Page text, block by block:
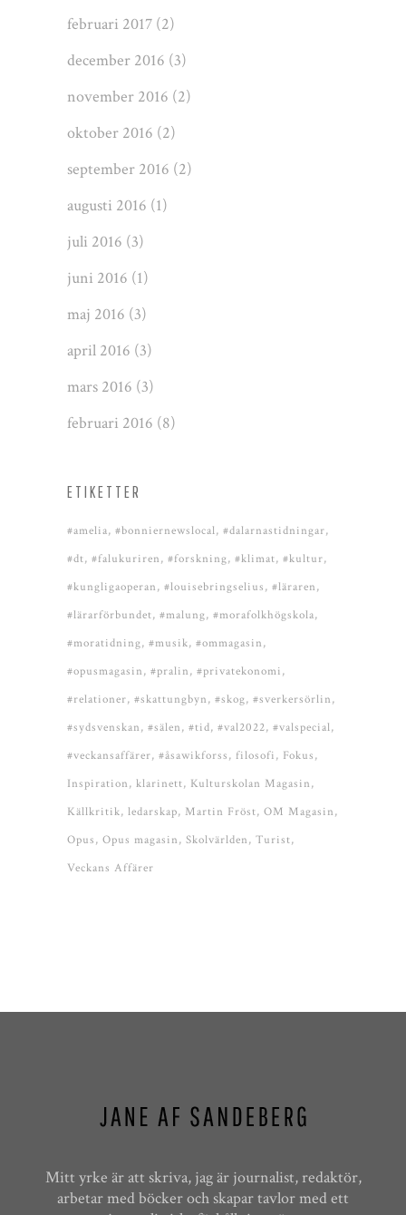
februari 2017 (2)
december 2016 (3)
november 2016 (2)
oktober 2016 (2)
september 2016 (2)
augusti 2016 (1)
juli 2016 (3)
juni 2016 (1)
maj 2016 (3)
april 2016 (3)
mars 2016 (3)
februari 2016 (8)
ETIKETTER
#amelia #bonniernewslocal #dalarnastidningar
#dt #falukuriren #forskning #klimat #kultur
#kungligaoperan #louisebringselius #läraren
#lärarförbundet #malung #morafolkhögskola
#moratidning #musik #ommagasin
#opusmagasin #pralin #privatekonomi
#relationer #skattungbyn #skog #sverkersörlin
#sydsvenskan #sälen #tid #val2022 #valspecial
#veckansaffärer #åsawikforss filosofi
Fokus
Inspiration klarinett Kulturskolan Magasin
Källkritik ledarskap Martin Fröst OM Magasin
Opus Opus magasin Skolvärlden Turist
Veckans Affärer
Mitt yrke är att skriva, jag är journalist, redaktör,
arbetar med böcker och skapar tavlor med ett